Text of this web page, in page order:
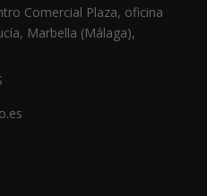
Comercial Plaza, oficina
Marbella (Málaga),